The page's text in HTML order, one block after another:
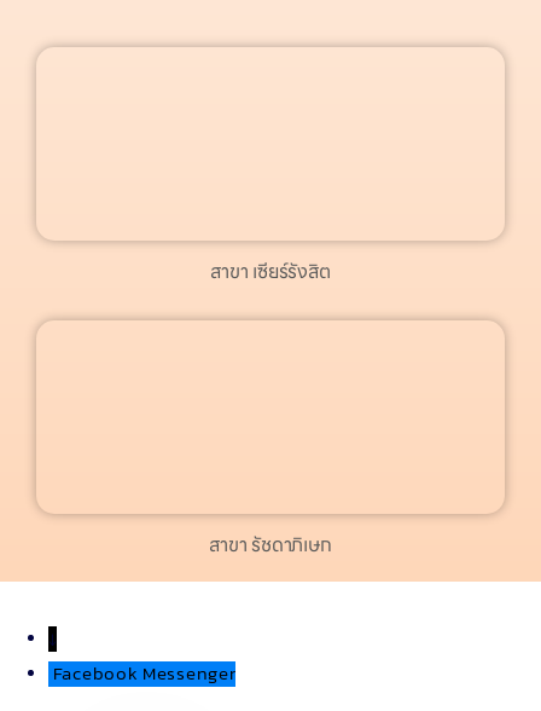
สาขา เซียร์รังสิต
สาขา รัชดาภิเษก
↓
Facebook Messenger